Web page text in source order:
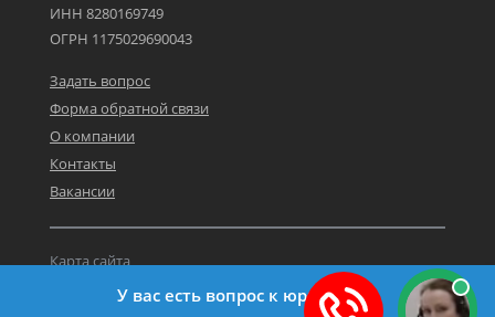
ИНН 8280169749
ОГРН 1175029690043
Задать вопрос
Форма обратной связи
О компании
Контакты
Вакансии
Карта сайта
Политика персональных данных
У вас есть вопрос к юристу?